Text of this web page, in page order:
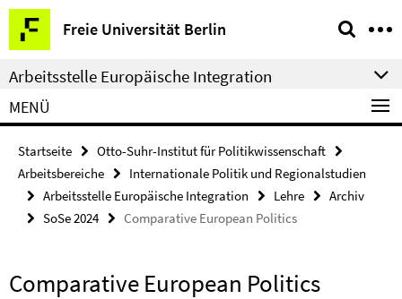
Springe
direkt
zu
Inhalt
Freie Universität Berlin
Service-
Navigation
Arbeitsstelle Europäische Integration
MENÜ
Startseite
Otto-Suhr-Institut für Politikwissenschaft
Arbeitsbereiche
Internationale Politik und Regionalstudien
Arbeitsstelle Europäische Integration
Lehre
Archiv
SoSe 2024
Comparative European Politics
Comparative European Politics